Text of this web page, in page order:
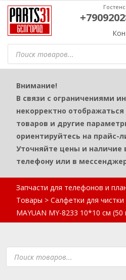
Поиск
товаров
Внимание!
В связи с ограничениями
некорректно
товаров и другие
ориентируйтесь на прайс-
Уточняйте цены и наличие
телефону или в
Запчасти для телефонов и
Товары > Салфетки для
MAYUAN MY-8233 10*10 см (50
Поиск
товаров